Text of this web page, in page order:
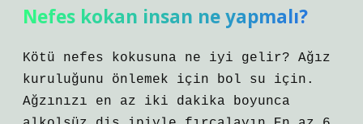
Nefes kokan insan ne yapmalı?
Kötü nefes kokusuna ne iyi gelir? Ağız
kuruluğunu önlemek için bol su için.
Ağzınızı en az iki dakika boyunca